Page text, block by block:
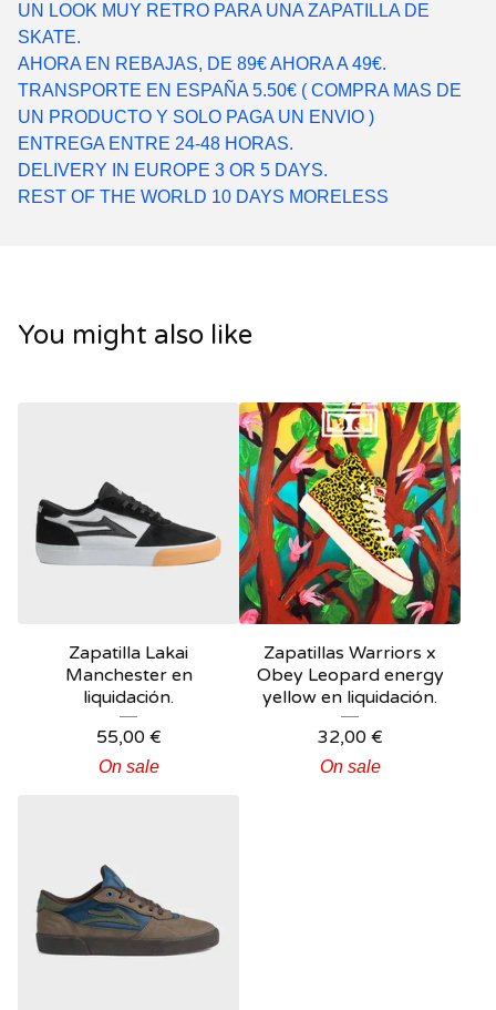
UN LOOK MUY RETRO PARA UNA ZAPATILLA DE
SKATE.
AHORA EN REBAJAS, DE 89€ AHORA A 49€.
TRANSPORTE EN ESPAÑA 5.50€ ( COMPRA MAS DE
UN PRODUCTO Y SOLO PAGA UN ENVIO )
ENTREGA ENTRE 24-48 HORAS.
DELIVERY IN EUROPE 3 OR 5 DAYS.
REST OF THE WORLD 10 DAYS MORELESS
You might also like
Zapatilla Lakai
Manchester en
liquidación.
55,00 €
On sale
Zapatillas Warriors x
Obey Leopard energy
yellow en liquidación.
32,00 €
On sale